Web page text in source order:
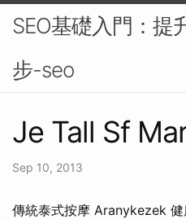
SEO基礎入門：提
步-seo
Je Tall Sf
Sep 10, 2013
傳統泰式按摩 Aranykezek